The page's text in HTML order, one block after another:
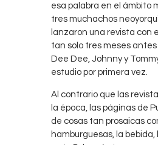
esa palabra en el ámbito
tres muchachos
lanzaron una revista con
tan solo tres meses antes
Dee Dee, Johnny y
estudio por primera vez.
Al contrario que las
la época, las páginas de
de cosas tan prosaicas
hamburguesas, la bebida,